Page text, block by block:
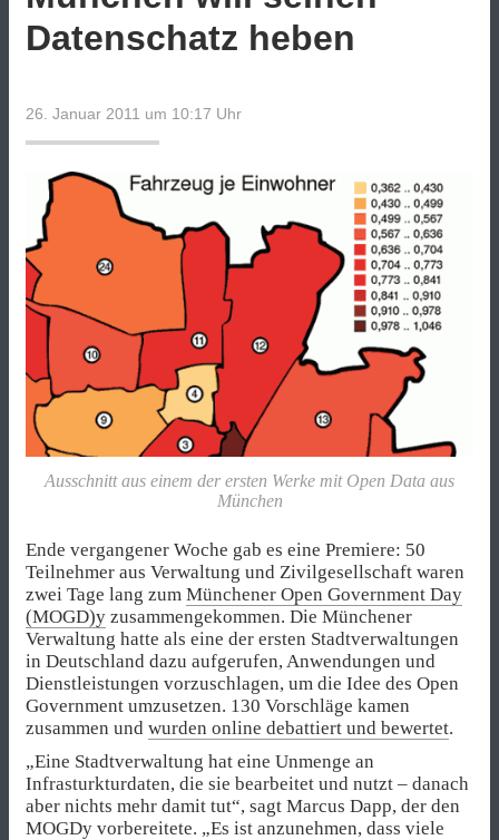
Datenschatz heben
26. Januar 2011 um 10:17 Uhr
Ausschnitt aus einem der ersten Werke mit Open Data aus
München
Ende vergangener Woche gab es eine Premiere: 50
Teilnehmer aus Verwaltung und Zivilgesellschaft waren
zwei Tage lang zum Münchener Open Government Day
(MOGD)y zusammengekommen. Die Münchener
Verwaltung hatte als eine der ersten Stadtverwaltungen
in Deutschland dazu aufgerufen, Anwendungen und
Dienstleistungen vorzuschlagen, um die Idee des Open
Government umzusetzen. 130 Vorschläge kamen
zusammen und wurden online debattiert und bewertet.
„Eine Stadtverwaltung hat eine Unmenge an
Infrasturkturdaten, die sie bearbeitet und nutzt – danach
aber nichts mehr damit tut“, sagt Marcus Dapp, der den
MOGDy vorbereitete. „Es ist anzunehmen, dass viele